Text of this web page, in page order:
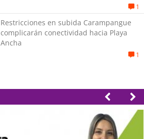
1
Restricciones en subida Carampangue
complicarán conectividad hacia Playa
Ancha
1